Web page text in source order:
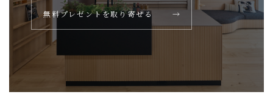
無料プレゼントを取り寄せる →